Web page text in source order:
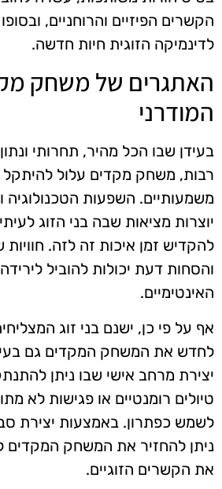
הקשרים הפיזיים והרוחניים,
לדינמיקה הזוגית חיות חדשה.
האתגרים של משחק
המודרני
בעידן שבו הכל מהיר, תחרותי
רבות, משחק מקדים עלול
משמעותיים. השפעות
יוצרות מציאות שבה בני הזוג
להקדיש זמן איכות זה לזה. חוויות
והסחות דעת יכולות להוביל
האינטימיים.
אף על פי כן, ישנם בני זוג
לחדש את המשחק המקדים גם
יצירת מרחב אישי שבו ניתן
טיולים רומנטיים או פגישות לא
לשמש כפתרון. באמצעות יצירת
ניתן להחזיר את המשחק המקדים
את הקשרים הזוגיים.